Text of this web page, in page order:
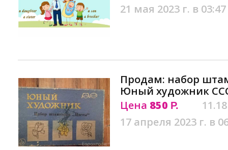
21 мая 2023 г. в 03:47
Продам: набор
Юный художник
Цена 850 Р.
17 апреля 2023 г. в